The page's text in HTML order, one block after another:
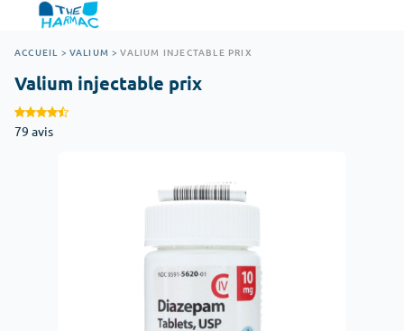
ACCUEIL > VALIUM > VALIUM INJECTABLE PRIX
Valium injectable prix
79 avis